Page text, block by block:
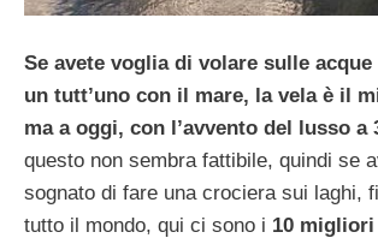
Se avete voglia di volare sulle
un tutt’uno con il mare, la vela è il
ma a oggi, con l’avvento del lusso a
questo non sembra fattibile, quindi se
sognato di fare una crociera sui laghi,
tutto il mondo, qui ci sono i 10